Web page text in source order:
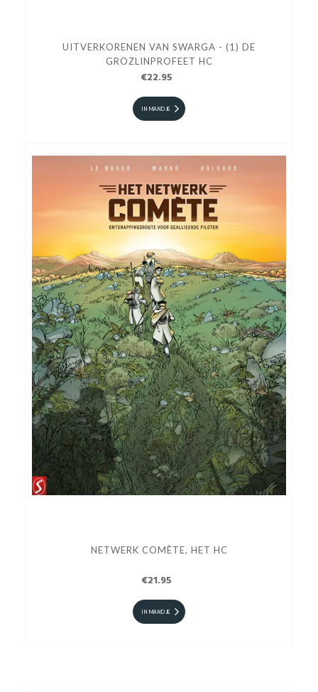
UITVERKORENEN VAN SWARGA - (1) DE
GROZLINPROFEET HC
€22.95
IN MANDJE
NETWERK COMÈTE, HET HC
€21.95
IN MANDJE